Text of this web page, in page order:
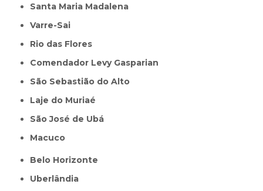
Santa Maria Madalena
Varre-Sai
Rio das Flores
Comendador Levy Gasparian
São Sebastião do Alto
Laje do Muriaé
São José de Ubá
Macuco
Belo Horizonte
Uberlândia